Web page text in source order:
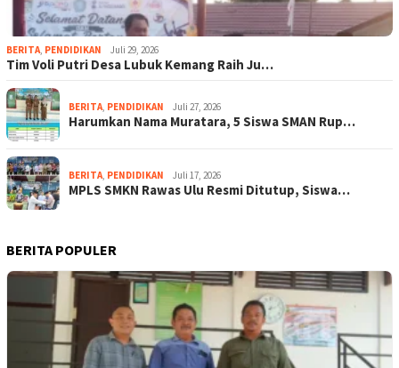
BERITA, PENDIDIKAN Juli 29, 2026
Tim Voli Putri Desa Lubuk Kemang Raih Ju…
BERITA, PENDIDIKAN Juli 27, 2026
Harumkan Nama Muratara, 5 Siswa SMAN Rup…
BERITA, PENDIDIKAN Juli 17, 2026
MPLS SMKN Rawas Ulu Resmi Ditutup, Siswa…
BERITA POPULER